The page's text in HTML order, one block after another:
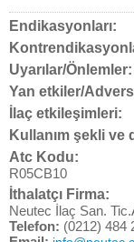
Endikasyonları:
Uyarılar/Önlemler:
Yan etkiler/
İlaç etkileşimleri:
Kullanım şekli ve
Atc Kodu:
R05CB10
İthalatçı Firma:
Neutec İlaç San.
Telefon: (0212) 484